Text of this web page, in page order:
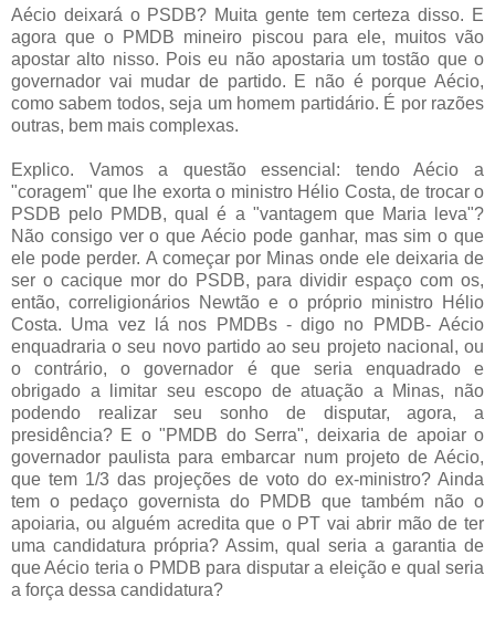
Aécio deixará o PSDB? Muita gente tem certeza disso. E
agora que o PMDB mineiro piscou para ele, muitos vão
apostar alto nisso. Pois eu não apostaria um tostão que o
governador vai mudar de partido. E não é porque Aécio,
como sabem todos, seja um homem partidário. É por razões
outras, bem mais complexas.
Explico. Vamos a questão essencial: tendo Aécio a
"coragem" que lhe exorta o ministro Hélio Costa, de trocar o
PSDB pelo PMDB, qual é a "vantagem que Maria leva"?
Não consigo ver o que Aécio pode ganhar, mas sim o que
ele pode perder. A começar por Minas onde ele deixaria de
ser o cacique mor do PSDB, para dividir espaço com os,
então, correligionários Newtão e o próprio ministro Hélio
Costa. Uma vez lá nos PMDBs - digo no PMDB- Aécio
enquadraria o seu novo partido ao seu projeto nacional, ou
o contrário, o governador é que seria enquadrado e
obrigado a limitar seu escopo de atuação a Minas, não
podendo realizar seu sonho de disputar, agora, a
presidência? E o "PMDB do Serra", deixaria de apoiar o
governador paulista para embarcar num projeto de Aécio,
que tem 1/3 das projeções de voto do ex-ministro? Ainda
tem o pedaço governista do PMDB que também não o
apoiaria, ou alguém acredita que o PT vai abrir mão de ter
uma candidatura própria? Assim, qual seria a garantia de
que Aécio teria o PMDB para disputar a eleição e qual seria
a força dessa candidatura?